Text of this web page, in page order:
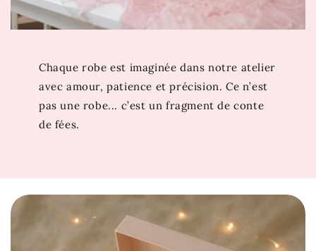
Et si votre prochain coup de cœur se trouvait juste ici
? Découvrez aussiRobe de Fille Princesse. Si cette
notre collectionRobe Princesse Fille Cérémonie…
Chaque robe est imaginée dans notre atelier
avec amour, patience et précision. Ce n’est
pas une robe... c’est un fragment de conte
de fées.